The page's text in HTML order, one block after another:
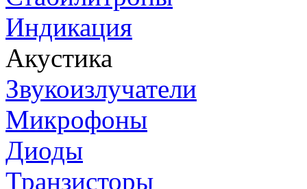
Индикация
Акустика
Звукоизлучатели
Микрофоны
Диоды
Транзисторы